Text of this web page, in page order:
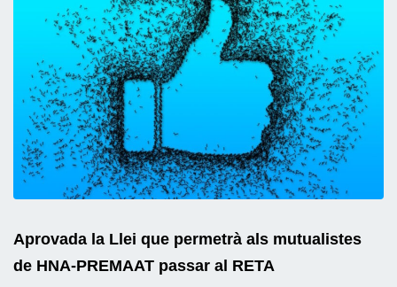
Aprovada la Llei que permetrà als mutualistes
de HNA-PREMAAT passar al RETA